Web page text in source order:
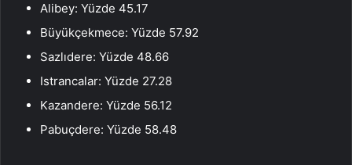
Alibey: Yüzde 45.17
Büyükçekmece: Yüzde 57.92
Sazlıdere: Yüzde 48.66
Istrancalar: Yüzde 27.28
Kazandere: Yüzde 56.12
Pabuçdere: Yüzde 58.48